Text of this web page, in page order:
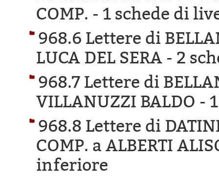
COMP. - 1 schede di
968.6 Lettere di
LUCA DEL SERA - 2
968.7 Lettere di
VILLANUZZI BALDO -
968.8 Lettere di
COMP. a ALBERTI
inferiore